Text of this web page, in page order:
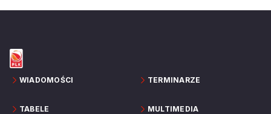
WIADOMOŚCI TERMINARZE
TABELE MULTIMEDIA